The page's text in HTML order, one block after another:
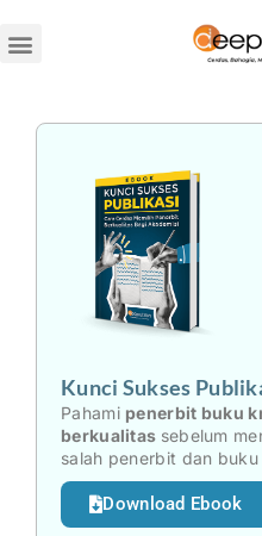
ke
Kunci Sukses
Pahami penerbit buku
berkualitas sebelum
salah penerbit dan buku
Download Ebook